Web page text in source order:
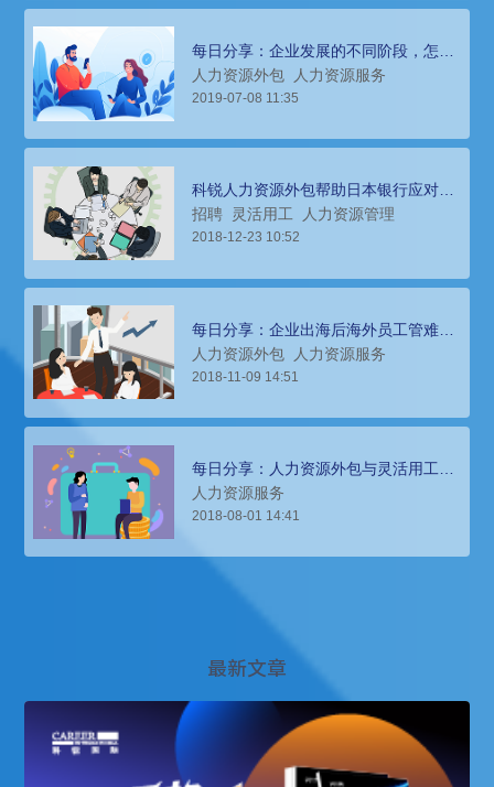
每日分享：企业发展的不同阶段，怎么
选择人力资源外包服务
人力资源外包 人力资源服务
2019-07-08 11:35
科锐人力资源外包帮助日本银行应对搬
迁和业务转型难题
招聘 灵活用工 人力资源管理
2018-12-23 10:52
每日分享：企业出海后海外员工管难，
人力资源外包是解决方案
人力资源外包 人力资源服务
2018-11-09 14:51
每日分享：人力资源外包与灵活用工服
务内容的异同
人力资源服务
2018-08-01 14:41
最新文章